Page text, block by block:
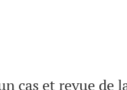
cas et revue de